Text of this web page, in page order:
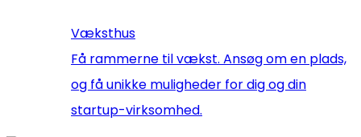
Væksthus
Få rammerne til vækst. Ansøg om en plads,
og få unikke muligheder for dig og din
startup-virksomhed.